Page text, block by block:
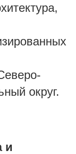
округ.
и